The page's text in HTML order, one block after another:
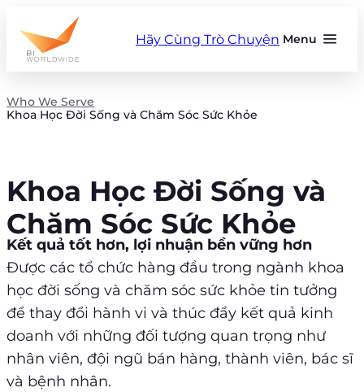
content
Menu
Hãy Cùng Trò Chuyện
Who We Serve
Khoa Học Đời Sống và Chăm Sóc Sức Khỏe
Khoa Học Đời Sống và
Chăm Sóc Sức Khỏe
Kết quả tốt hơn, lợi nhuận bền vững hơn
Được các tổ chức hàng đầu trong ngành khoa
học đời sống và chăm sóc sức khỏe tin tưởng
để thay đổi hành vi và thúc đẩy kết quả kinh
doanh với những đối tượng quan trọng như
nhân viên, đội ngũ bán hàng, thành viên, bác sĩ
và bệnh nhân.